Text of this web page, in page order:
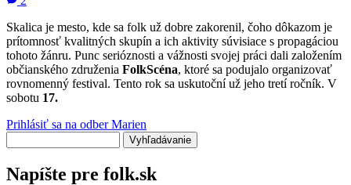
Skalica je mesto, kde sa folk už dobre zakorenil, čoho dôkazom je
prítomnosť kvalitných skupín a ich aktivity súvisiace s propagáciou
tohoto žánru. Punc serióznosti a vážnosti svojej práci dali založením
občianského združenia FolkScéna, ktoré sa podujalo organizovať
rovnomenný festival. Tento rok sa uskutoční už jeho tretí ročník. V
sobotu 17.
Prihlásiť sa na odber Marien
Napíšte pre folk.sk